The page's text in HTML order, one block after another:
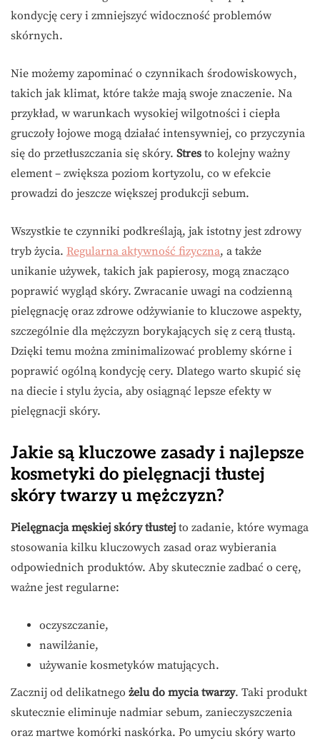
kondycję cery i zmniejszyć widoczność problemów
skórnych.
Nie możemy zapominać o czynnikach środowiskowych,
takich jak klimat, które także mają swoje znaczenie. Na
przykład, w warunkach wysokiej wilgotności i ciepła
gruczoły łojowe mogą działać intensywniej, co przyczynia
się do przetłuszczania się skóry. Stres to kolejny ważny
element – zwiększa poziom kortyzolu, co w efekcie
prowadzi do jeszcze większej produkcji sebum.
Wszystkie te czynniki podkreślają, jak istotny jest zdrowy
tryb życia. Regularna aktywność fizyczna, a także
unikanie używek, takich jak papierosy, mogą znacząco
poprawić wygląd skóry. Zwracanie uwagi na codzienną
pielęgnację oraz zdrowe odżywianie to kluczowe aspekty,
szczególnie dla mężczyzn borykających się z cerą tłustą.
Dzięki temu można zminimalizować problemy skórne i
poprawić ogólną kondycję cery. Dlatego warto skupić się
na diecie i stylu życia, aby osiągnąć lepsze efekty w
pielęgnacji skóry.
Jakie są kluczowe zasady i najlepsze
kosmetyki do pielęgnacji tłustej
skóry twarzy u mężczyzn?
Pielęgnacja męskiej skóry tłustej to zadanie, które wymaga
stosowania kilku kluczowych zasad oraz wybierania
odpowiednich produktów. Aby skutecznie zadbać o cerę,
ważne jest regularne:
oczyszczanie,
nawilżanie,
używanie kosmetyków matujących.
Zacznij od delikatnego żelu do mycia twarzy. Taki produkt
skutecznie eliminuje nadmiar sebum, zanieczyszczenia
oraz martwe komórki naskórka. Po umyciu skóry warto